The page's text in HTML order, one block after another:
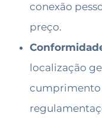
conexão
preço.
localização
cumprimento